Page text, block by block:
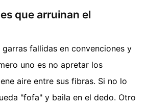
que arruinan el
fallidas en convenciones y
uno es no apretar los
aire entre sus fibras. Si no lo
"fofa" y baila en el dedo. Otro